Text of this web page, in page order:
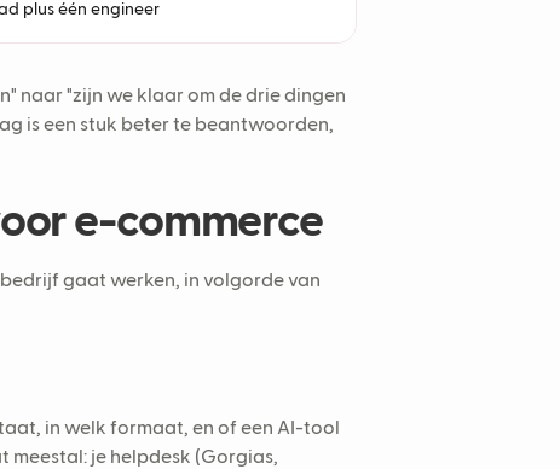
plus één engineer
naar "zijn we klaar om de drie dingen
is een stuk beter te beantwoorden,
e-commerce
gaat werken, in volgorde van
in welk formaat, en of een AI-tool
meestal: je helpdesk (Gorgias,